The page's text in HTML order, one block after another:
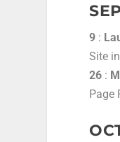
9 :
Site
26 :
Page